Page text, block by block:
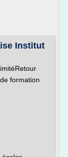
Institut
formation